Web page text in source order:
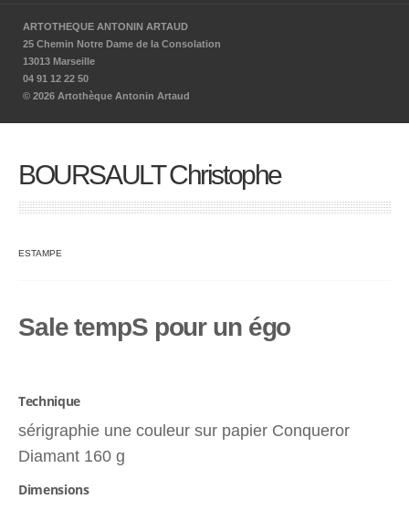
ARTOTHEQUE ANTONIN ARTAUD
25 Chemin Notre Dame de la Consolation
13013 Marseille
04 91 12 22 50
© 2026 Artothèque Antonin Artaud
BOURSAULT Christophe
ESTAMPE
Sale tempS pour un égo
Technique
sérigraphie une couleur sur papier Conqueror
Diamant 160 g
Dimensions